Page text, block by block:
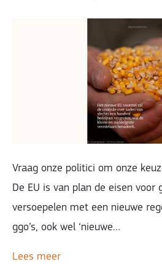
Vraag onze politici om onze
De EU is van plan de eisen voor
versoepelen met een nieuwe
ggo’s, ook wel ‘nieuwe…
Lees meer